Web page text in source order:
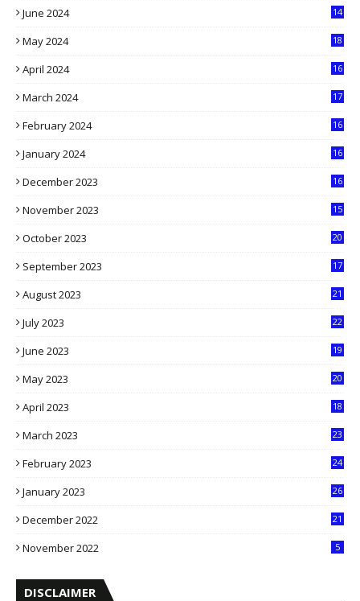
June 2024
14
May 2024
18
April 2024
16
March 2024
17
February 2024
16
January 2024
16
December 2023
16
November 2023
15
October 2023
20
September 2023
17
August 2023
21
July 2023
22
June 2023
19
May 2023
20
April 2023
18
March 2023
23
February 2023
24
January 2023
26
December 2022
21
November 2022 5
DISCLAIMER